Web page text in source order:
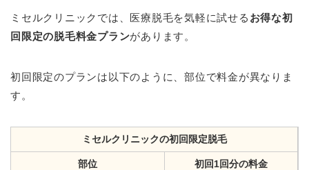
ミセルクリニックでは、医療脱毛を気軽に試せる お得な初
回限定の脱毛料金プランがあります。
初回限定のプランは以下のように、部位で料金が異なりま
す。
ミセルクリニックの初回限定脱毛
部位 初回1回分の料金